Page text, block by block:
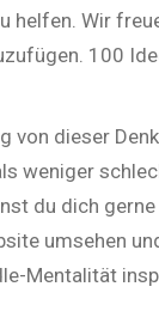
helfen. Wir
100
von dieser
weniger
du dich
umsehen
Mentalität